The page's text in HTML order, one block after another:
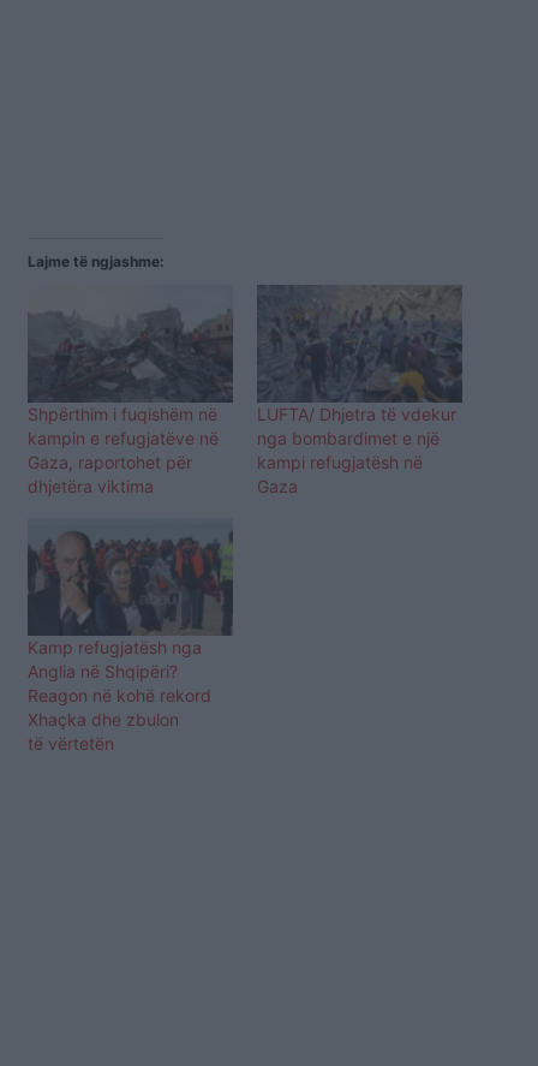
Lajme të ngjashme:
Shpërthim i fuqishëm në
kampin e refugjatëve në
Gaza, raportohet për
dhjetëra viktima
LUFTA/ Dhjetra të vdekur
nga bombardimet e një
kampi refugjatësh në
Gaza
Kamp refugjatësh nga
Anglia në Shqipëri?
Reagon në kohë rekord
Xhaçka dhe zbulon
të vërtetën